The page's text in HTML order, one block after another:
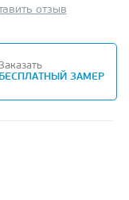
отзыв
БЕСПЛАТНЫЙ ЗАМЕР